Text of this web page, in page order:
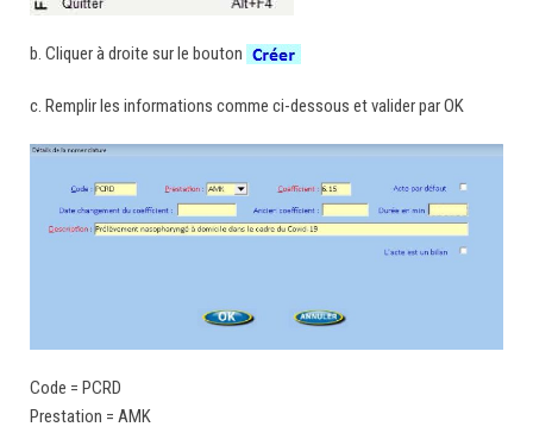
b. Cliquer à droite sur le bouton
c. Remplir les informations comme ci-dessous et valider par OK
Code = PCRD
Prestation = AMK